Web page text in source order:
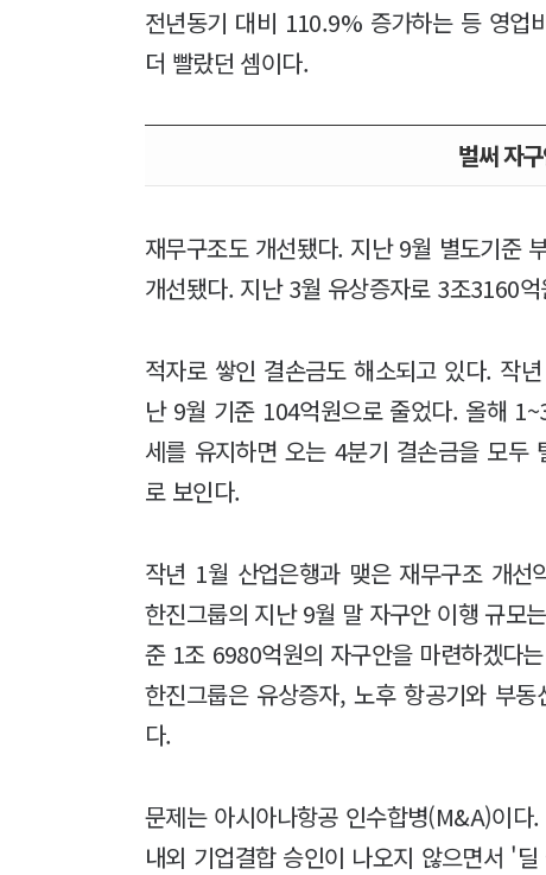
전년동기 대비 110.9% 증가하는 등 영업
더 빨랐던 셈이다.
벌써 자
재무구조도 개선됐다. 지난 9월 별도기준
개선됐다. 지난 3월 유상증자로 3조3160
적자로 쌓인 결손금도 해소되고 있다. 작
난 9월 기준 104억원으로 줄었다. 올해
세를 유지하면 오는 4분기 결손금을 모두
로 보인다.
작년 1월 산업은행과 맺은 재무구조 개
한진그룹의 지난 9월 말 자구안 이행 규모
준 1조 6980억원의 자구안을 마련하겠다
한진그룹은 유상증자, 노후 항공기와 부
다.
문제는 아시아나항공 인수합병(M&A)이
내외 기업결합 승인이 나오지 않으면서 '